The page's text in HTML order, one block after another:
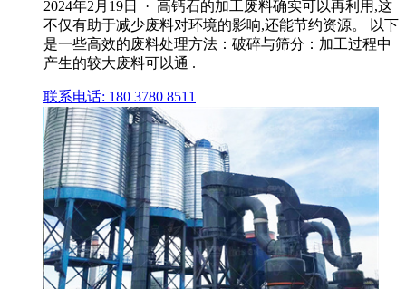
2024年2月19日 · 高钙石的加工废料确实可以再利用,这
不仅有助于减少废料对环境的影响,还能节约资源。 以下
是一些高效的废料处理方法：破碎与筛分：加工过程中
产生的较大废料可以通 .
联系电话: 180 3780 8511